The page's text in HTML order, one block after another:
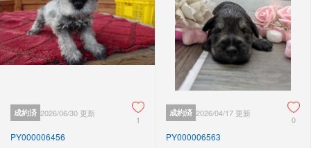
成約済 2026/06/30 更新
1
PY000006456
成約済 2026/04/17 更新
0
PY000006563